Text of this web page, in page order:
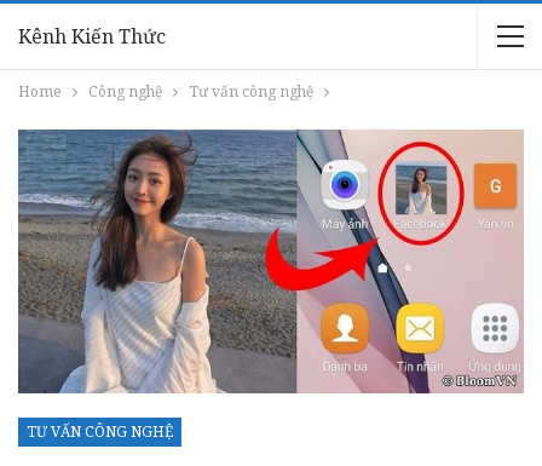
Kênh Kiến Thức
Home Công nghệ Tư vấn công nghệ
TƯ VẤN CÔNG NGHỆ